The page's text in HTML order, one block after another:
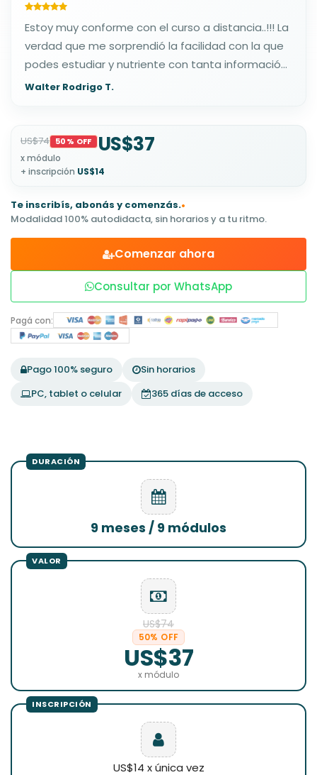
Estoy muy conforme con el curso a distancia..!!! La
verdad que me sorprendió la facilidad con la que
podes estudiar y nutriente con tanta información
exacta de dictan los módulos... muy agradecido y
Walter Rodrigo T.
US$74 50% OFF US$37
x módulo
+ inscripción US$14
Te inscribís, abonás y comenzás.•
Modalidad 100% autodidacta, sin horarios y a tu ritmo.
Comenzar ahora
Consultar por WhatsApp
Pagá con:
Pago 100% seguro
Sin horarios
PC, tablet o celular
365 días de acceso
9 meses / 9 módulos
US$74
50% OFF
US$37
x módulo
US$14 x única vez